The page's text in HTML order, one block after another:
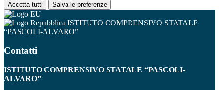
Accetta tutti Salva le preferenze
ISTITUTO COMPRENSIVO STATALE
“PASCOLI-ALVARO”
Contatti
ISTITUTO COMPRENSIVO STATALE “PASCOLI-
ALVARO”